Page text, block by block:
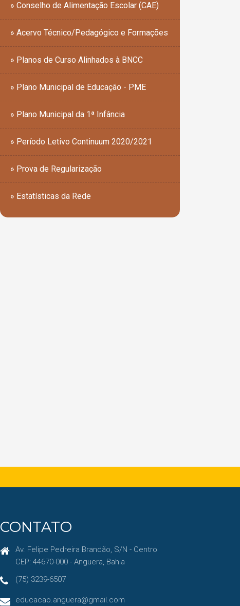
» Conselho de Alimentação Escolar (CAE)
» Acervo Técnico/Pedagógico e Formações
» Planos de Curso Alinhados à BNCC
» Plano Municipal de Educação - PME
» Plano Municipal da 1ª Infância
» Período Letivo Continuum 2020/2021
» Prova de Regularização
» Estatísticas da Rede
CONTATO
Av. Felipe Pedreira Brandão, S/N - Centro
CEP: 44670-000 - Anguera, Bahia
(75) 3239-6507
educacao.anguera@gmail.com